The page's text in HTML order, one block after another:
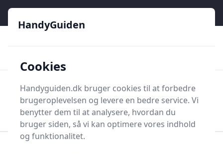
HandyGuiden
Søg nu
Søg nu
HandyGuiden
Cookies
Handyguiden.dk bruger cookies til at forbedre
brugeroplevelsen og levere en bedre service. Vi
benytter dem til at analysere, hvordan du
bruger siden, så vi kan optimere vores indhold
og funktionalitet.